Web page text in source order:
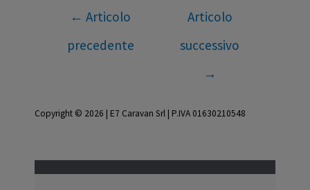
Navigazione
articoli
← Articolo
precedente
Articolo
successivo
→
Copyright © 2026 | E7 Caravan Srl | P.IVA 01630210548